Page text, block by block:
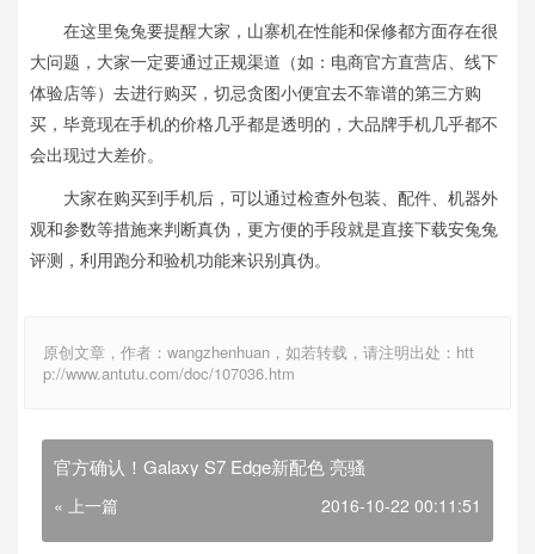
在这里兔兔要提醒大家，山寨机在性能和保修都方面存在很
大问题，大家一定要通过正规渠道（如：电商官方直营店、线下
体验店等）去进行购买，切忌贪图小便宜去不靠谱的第三方购
买，毕竟现在手机的价格几乎都是透明的，大品牌手机几乎都不
会出现过大差价。
大家在购买到手机后，可以通过检查外包装、配件、机器外
观和参数等措施来判断真伪，更方便的手段就是直接下载安兔兔
评测，利用跑分和验机功能来识别真伪。
原创文章，作者：wangzhenhuan，如若转载，请注明出处：htt
p://www.antutu.com/doc/107036.htm
官方确认！Galaxy S7 Edge新配色 亮骚
« 上一篇 2016-10-22 00:11:51